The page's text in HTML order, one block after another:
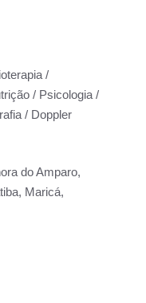
/
/ Psicologia /
/ Doppler
do Amparo,
Maricá,